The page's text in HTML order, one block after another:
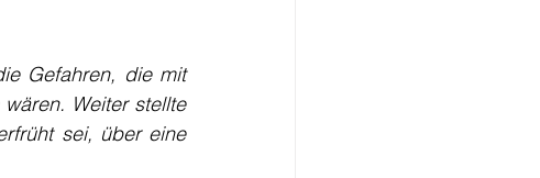
Gefahren, die mit
Weiter stellte
sei, über eine